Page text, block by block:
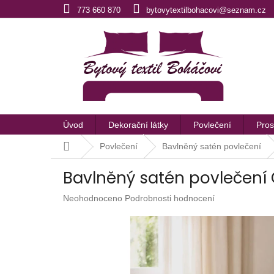
na
773 660 870 bytovytextilbohacovi@seznam.cz
Úvod Dekorační látky Povlečení
Domů Povlečení Bavlněný satén povlečení
Bavlněný satén povlečení
Průměrné
Neohodnoceno Podrobnosti hodnocení